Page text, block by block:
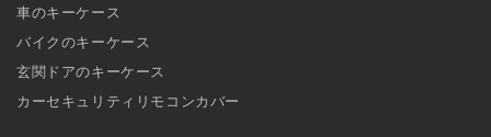
車のキーケース
バイクのキーケース
玄関ドアのキーケース
カーセキュリティリモコンカバー